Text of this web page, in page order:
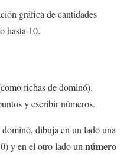
gráfica de cantidades
hasta 10.
fichas de dominó).
y escribir números.
dominó, dibuja en un lado una
y en el otro lado unnúmero